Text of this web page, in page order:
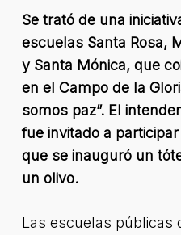
Se trató de una
escuelas Santa Rosa,
y Santa Mónica, que
en el Campo de la
somos paz”. El
fue invitado a
que se inauguró un
un olivo.
Las escuelas públicas